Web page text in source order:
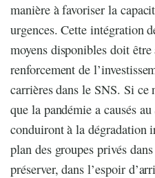
manière à favoriser la
urgences. Cette intégration
moyens disponibles doit être
renforcement de
carrières dans le SNS. Si ce
que la pandémie a causés
conduiront à la dégradation
plan des groupes privés
préserver, dans l’espoir